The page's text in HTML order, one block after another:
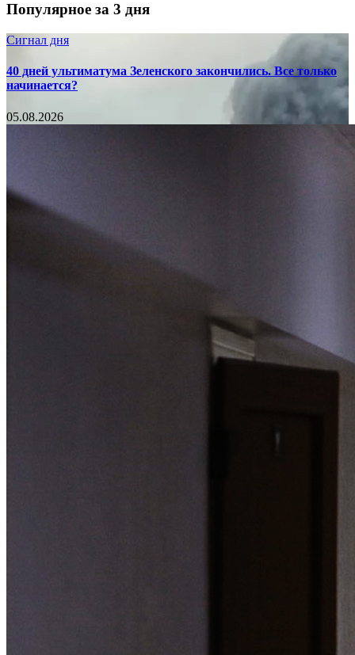
Популярное за 3 дня
Сигнал дня
40 дней ультиматума Зеленского закончились. Все только
начинается?
05.08.2026